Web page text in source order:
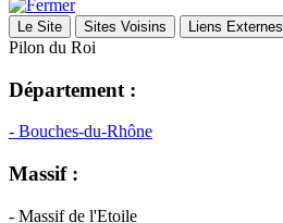
Le Site Sites Voisins Liens Externes
Pilon du Roi
Département :
- Bouches-du-Rhône
Massif :
- Massif de l'Etoile